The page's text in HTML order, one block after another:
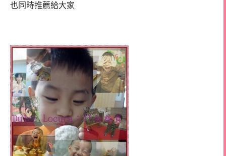
也同時推薦給大家